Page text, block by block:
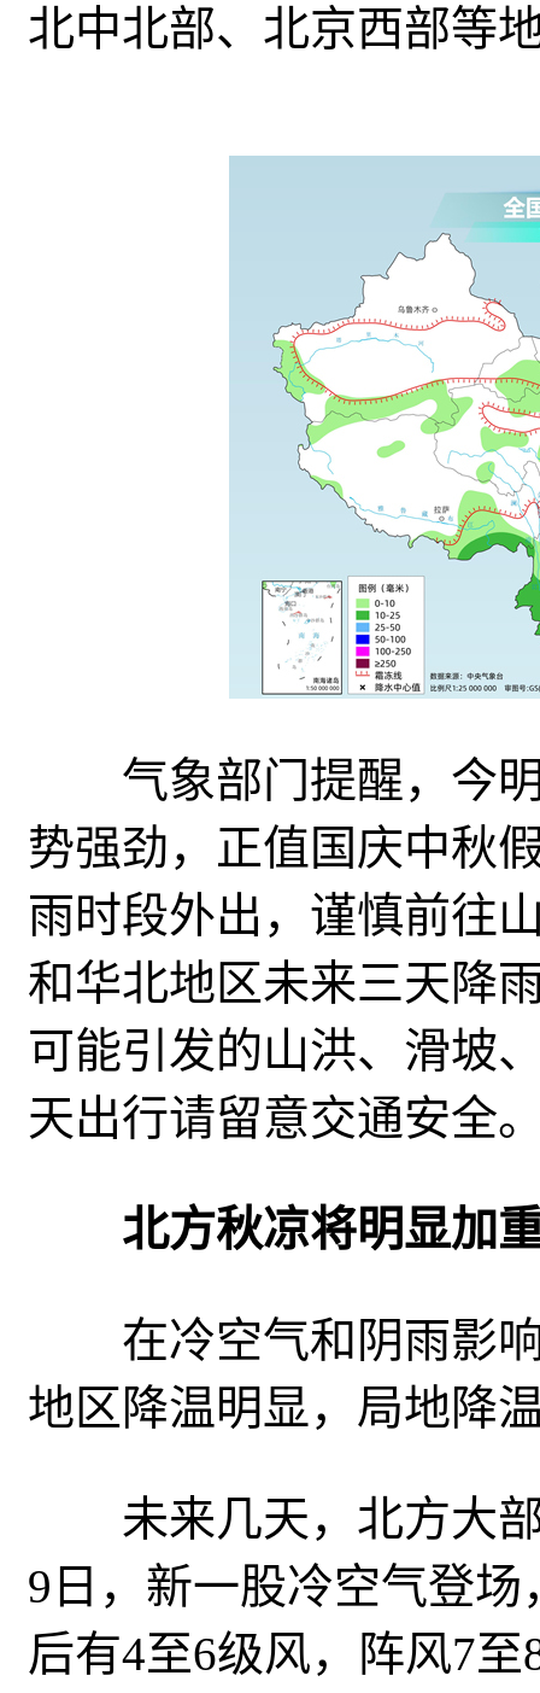
北中北部、北京西部等
气象部门提醒，今明
势强劲，正值国庆中秋
雨时段外出，谨慎前往
和华北地区未来三天降
可能引发的山洪、滑坡
天出行请留意交通安全
北方秋凉将明显加
在冷空气和阴雨影响
地区降温明显，局地降
未来几天，北方大部
9日，新一股冷空气登
后有4至6级风，阵风7